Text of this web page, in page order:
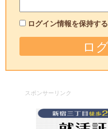
ログイン情報を保持する
スポンサーリンク